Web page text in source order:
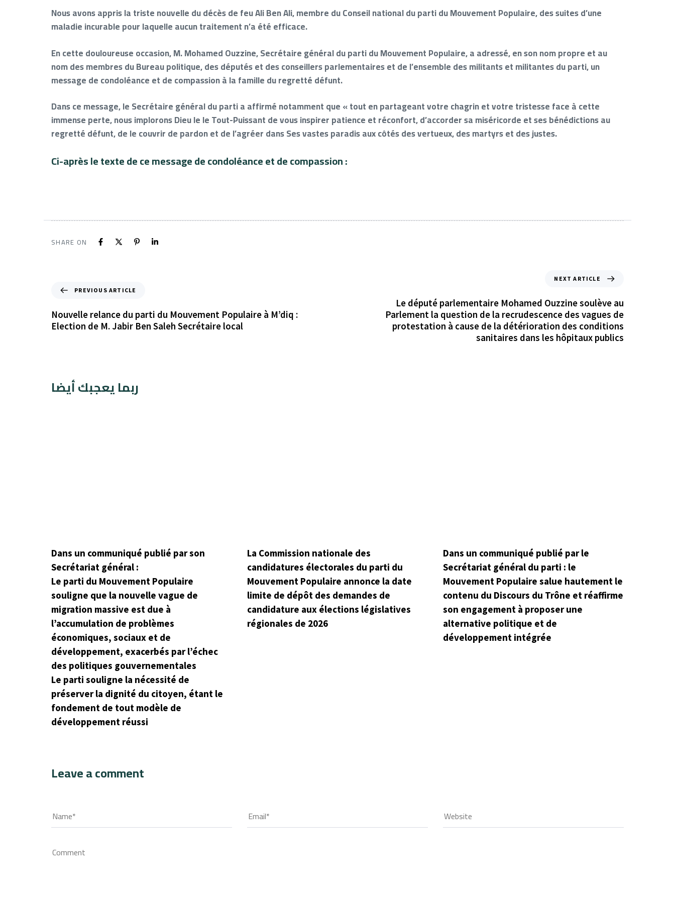
Nous avons appris la triste nouvelle du décès de feu Ali Ben Ali, membre du Conseil national du parti du Mouvement Populaire, des suites d’une
maladie incurable pour laquelle aucun traitement n’a été efficace.
En cette douloureuse occasion, M. Mohamed Ouzzine, Secrétaire général du parti du Mouvement Populaire, a adressé, en son nom propre et au
nom des membres du Bureau politique, des députés et des conseillers parlementaires et de l’ensemble des militants et militantes du parti, un
message de condoléance et de compassion à la famille du regretté défunt.
Dans ce message, le Secrétaire général du parti a affirmé notamment que « tout en partageant votre chagrin et votre tristesse face à cette
immense perte, nous implorons Dieu le le Tout-Puissant de vous inspirer patience et réconfort, d’accorder sa miséricorde et ses bénédictions au
regretté défunt, de le couvrir de pardon et de l’agréer dans Ses vastes paradis aux côtés des vertueux, des martyrs et des justes.
Ci-après le texte de ce message de condoléance et de compassion :
SHARE ON
PREVIOUS ARTICLE
Nouvelle relance du parti du Mouvement Populaire à M’diq :
Election de M. Jabir Ben Saleh Secrétaire local
NEXT ARTICLE
Le député parlementaire Mohamed Ouzzine soulève au
Parlement la question de la recrudescence des vagues de
protestation à cause de la détérioration des conditions
sanitaires dans les hôpitaux publics
ربما يعجبك أيضا
Dans un communiqué publié par son
Secrétariat général :
Le parti du Mouvement Populaire
souligne que la nouvelle vague de
migration massive est due à
l’accumulation de problèmes
économiques, sociaux et de
développement, exacerbés par l’échec
des politiques gouvernementales
Le parti souligne la nécessité de
préserver la dignité du citoyen, étant le
fondement de tout modèle de
développement réussi
La Commission nationale des
candidatures électorales du parti du
Mouvement Populaire annonce la date
limite de dépôt des demandes de
candidature aux élections législatives
régionales de 2026
Dans un communiqué publié par le
Secrétariat général du parti : le
Mouvement Populaire salue hautement le
contenu du Discours du Trône et réaffirme
son engagement à proposer une
alternative politique et de
développement intégrée
Leave a comment